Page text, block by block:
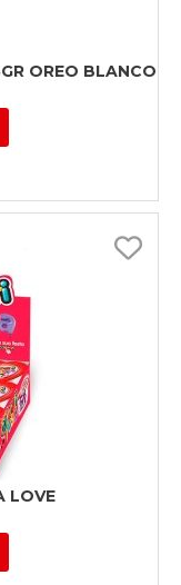
OREO BLANCO
LOVE